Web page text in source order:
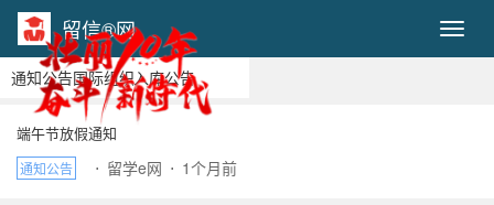
留信®网
通知公告国际组织入库公告
端午节放假通知
通知公告 ⋅ 留学e网 ⋅ 1个月前